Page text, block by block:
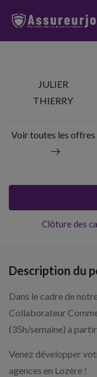
JULIER
THIERRY
Voir toutes les offres
Clôture des
Description du
Dans le cadre de
Collaborateur
(35h/semaine) à
Venez développer
agences en Lozère !